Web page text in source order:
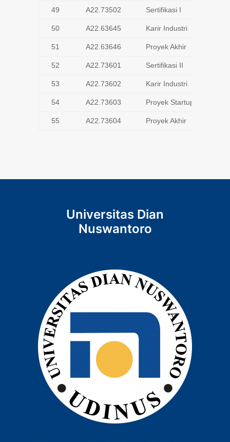
49 A22.73502 Sertifikasi I
50 A22.63645 Karir Industri
51 A22.63646 Proyek Akhir
52 A22.73601 Sertifikasi II
53 A22.73602 Karir Industri
54 A22.73603 Proyek Startup
55 A22.73604 Proyek Akhir
Universitas Dian
Nuswantoro